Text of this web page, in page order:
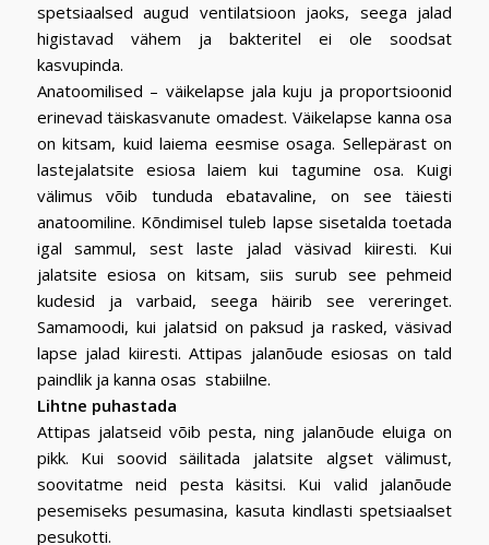
spetsiaalsed augud ventilatsioon jaoks, seega jalad
higistavad vähem ja bakteritel ei ole soodsat
kasvupinda.
Anatoomilised – väikelapse jala kuju ja proportsioonid
erinevad täiskasvanute omadest. Väikelapse kanna osa
on kitsam, kuid laiema eesmise osaga. Sellepärast on
lastejalatsite esiosa laiem kui tagumine osa. Kuigi
välimus võib tunduda ebatavaline, on see täiesti
anatoomiline. Kõndimisel tuleb lapse sisetalda toetada
igal sammul, sest laste jalad väsivad kiiresti. Kui
jalatsite esiosa on kitsam, siis surub see pehmeid
kudesid ja varbaid, seega häirib see vereringet.
Samamoodi, kui jalatsid on paksud ja rasked, väsivad
lapse jalad kiiresti. Attipas jalanõude esiosas on tald
paindlik ja kanna osas stabiilne.
Lihtne puhastada
Attipas jalatseid võib pesta, ning jalanõude eluiga on
pikk. Kui soovid säilitada jalatsite algset välimust,
soovitatme neid pesta käsitsi. Kui valid jalanõude
pesemiseks pesumasina, kasuta kindlasti spetsiaalset
pesukotti.